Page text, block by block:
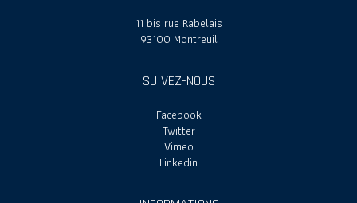
11 bis rue Rabelais
93100 Montreuil
SUIVEZ-NOUS
Facebook
Twitter
Vimeo
Linkedin